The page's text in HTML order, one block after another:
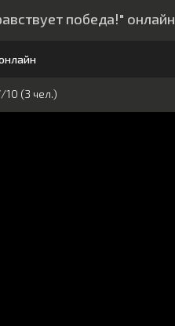
победа!"
10 (3 чeл.)